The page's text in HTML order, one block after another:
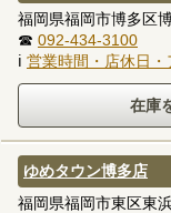
福岡県福岡市博多区
☎ 092-434-3100
ℹ 営業時間・店休日
ゆめタウン博多店
福岡県福岡市東区東